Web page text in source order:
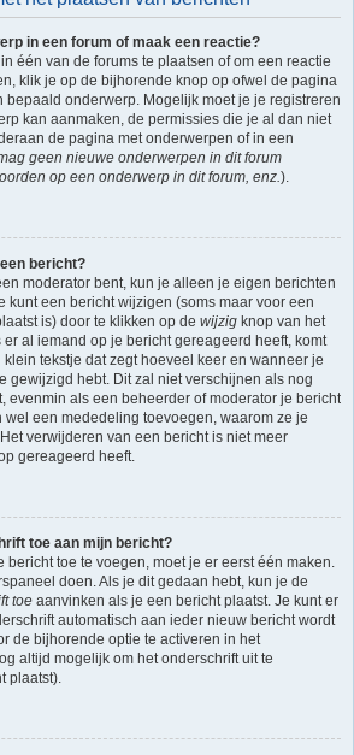
in een forum of maak een reactie?
één van de forums te plaatsen of om een reactie
klik je op de bijhorende knop op ofwel de pagina
bepaald onderwerp. Mogelijk moet je je registreren
kan aanmaken, de permissies die je al dan niet
de pagina met onderwerpen of in een
geen nieuwe onderwerpen in dit forum
op een onderwerp in dit forum, enz.).
bericht?
moderator bent, kun je alleen je eigen berichten
kunt een bericht wijzigen (soms maar voor een
is) door te klikken op de wijzig knop van het
al iemand op je bericht gereageerd heeft, komt
tekstje dat zegt hoeveel keer en wanneer je
gewijzigd hebt. Dit zal niet verschijnen als nog
evenmin als een beheerder of moderator je bericht
een mededeling toevoegen, waarom ze je
verwijderen van een bericht is niet meer
gereageerd heeft.
toe aan mijn bericht?
bericht toe te voegen, moet je er eerst één maken.
doen. Als je dit gedaan hebt, kun je de
toe aanvinken als je een bericht plaatst. Je kunt er
automatisch aan ieder nieuw bericht wordt
de bijhorende optie te activeren in het
altijd mogelijk om het onderschrift uit te
plaatst).